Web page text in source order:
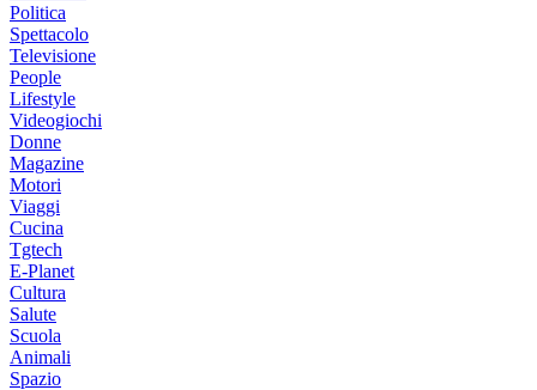
Politica
Spettacolo
Televisione
People
Lifestyle
Videogiochi
Donne
Magazine
Motori
Viaggi
Cucina
Tgtech
E-Planet
Cultura
Salute
Scuola
Animali
Spazio